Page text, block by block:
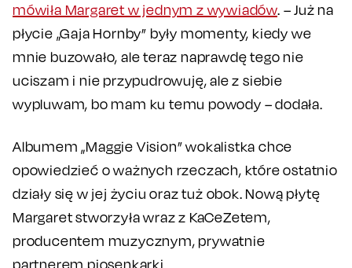
mówiła Margaret w jednym z wywiadów. – Już na
płycie „Gaja Hornby” były momenty, kiedy we
mnie buzowało, ale teraz naprawdę tego nie
uciszam i nie przypudrowuję, ale z siebie
wypluwam, bo mam ku temu powody – dodała.
Albumem „Maggie Vision” wokalistka chce
opowiedzieć o ważnych rzeczach, które ostatnio
działy się w jej życiu oraz tuż obok. Nową płytę
Margaret stworzyła wraz z KaCeZetem,
producentem muzycznym, prywatnie
partnerem piosenkarki.